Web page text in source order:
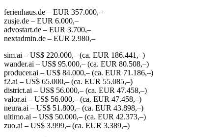
ferienhaus.de – EUR 357.000,–
zusje.de – EUR 6.000,–
advostart.de – EUR 3.700,–
nextadmin.de – EUR 2.980,–
sim.ai – US$ 220.000,– (ca. EUR 186.441,–)
wander.ai – US$ 95.000,– (ca. EUR 80.508,–)
producer.ai – US$ 84.000,– (ca. EUR 71.186,–)
f2.ai – US$ 65.000,– (ca. EUR 55.085,–)
district.ai – US$ 56.000,– (ca. EUR 47.458,–)
valor.ai – US$ 56.000,– (ca. EUR 47.458,–)
neura.ai – US$ 51.800,– (ca. EUR 43.898,–)
ultimo.ai – US$ 50.000,– (ca. EUR 42.373,–)
zuo.ai – US$ 3.999,– (ca. EUR 3.389,–)